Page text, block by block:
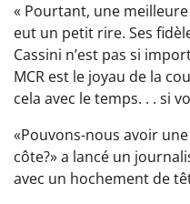
« Pourtant, une
eut un petit rire. Ses
Cassini n’est pas si
MCR est le joyau de la
cela avec le temps. . . si
«Pouvons-nous avoir
côte?» a lancé un
avec un hochement de